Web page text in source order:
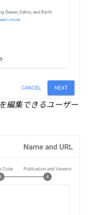
編集できるユーザー